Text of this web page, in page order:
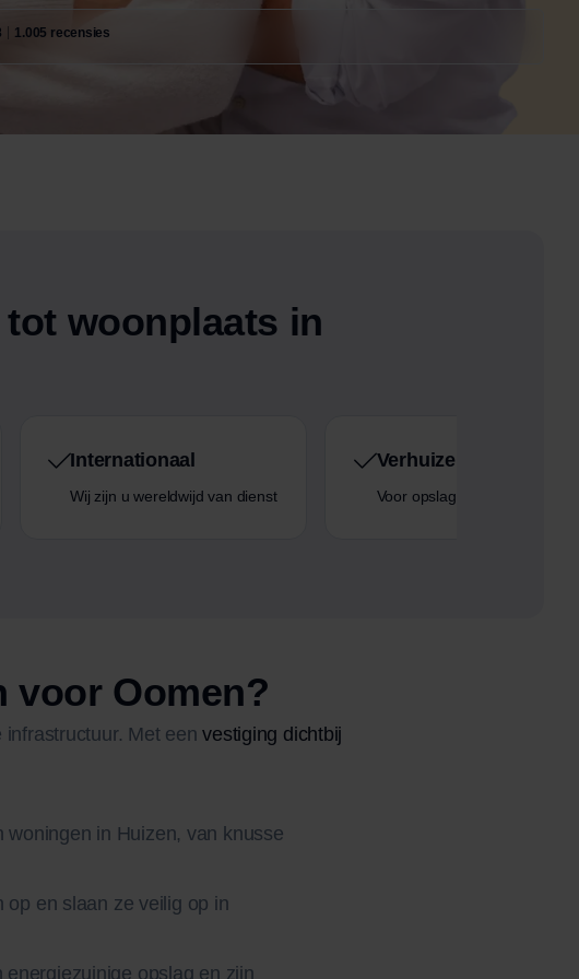
1.005 recensies
woonplaats in
Internationaal
Wij zijn u wereldwijd van dienst
Verhuizen met opslag
Voor opslag bent u bij
voor Oomen?
infrastructuur. Met eenvestiging dichtbij
in Huizen, van knusse
op en slaan ze veilig op in
opslag en zijn